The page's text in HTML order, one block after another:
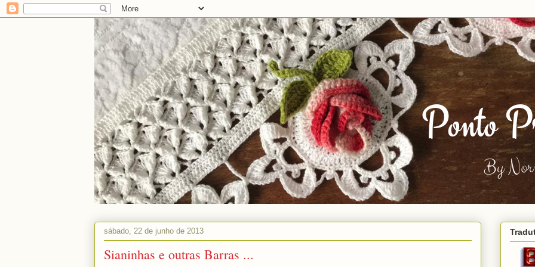
sábado, 22 de junho de 2013
Sianinhas e outras Barras ...